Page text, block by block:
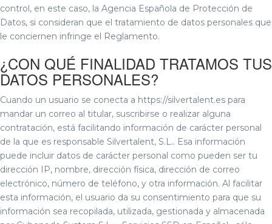
control, en este caso, la Agencia Española de Protección de
Datos, si consideran que el tratamiento de datos personales que
le conciernen infringe el Reglamento.
¿CON QUÉ FINALIDAD TRATAMOS TUS
DATOS PERSONALES?
Cuando un usuario se conecta a https://silvertalent.es para
mandar un correo al titular, suscribirse o realizar alguna
contratación, está facilitando información de carácter personal
de la que es responsable Silvertalent, S.L.. Esa información
puede incluir datos de carácter personal como pueden ser tu
dirección IP, nombre, dirección física, dirección de correo
electrónico, número de teléfono, y otra información. Al facilitar
esta información, el usuario da su consentimiento para que su
información sea recopilada, utilizada, gestionada y almacenada